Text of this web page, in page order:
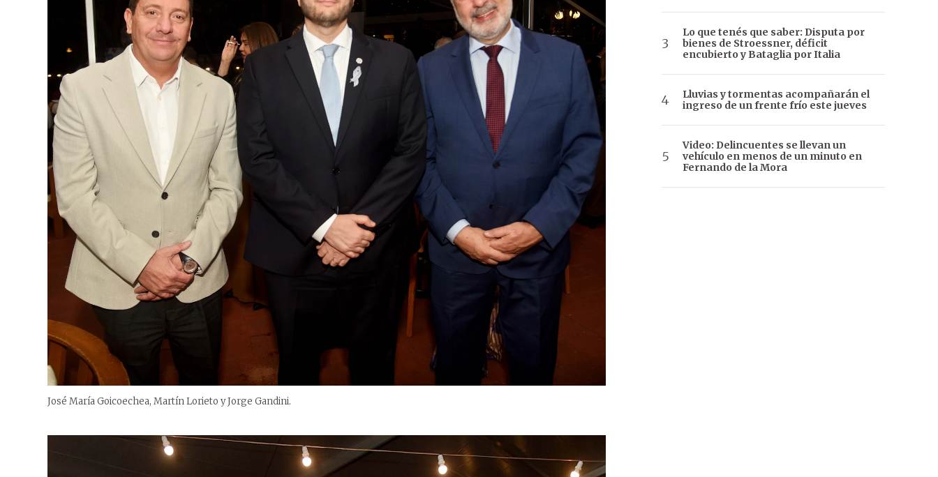
José María Goicoechea, Martín Lorieto y Jorge Gandini.
Lo que tenés que saber: Disputa por
bienes de Stroessner, déficit
encubierto y Bataglia por Italia
Lluvias y tormentas acompañarán el
ingreso de un frente frío este jueves
Video: Delincuentes se llevan un
vehículo en menos de un minuto en
Fernando de la Mora